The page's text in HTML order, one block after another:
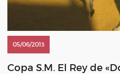
05/06/2013
Copa S.M. El Rey de